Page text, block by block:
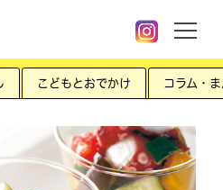
こどもとおでかけ コラム・